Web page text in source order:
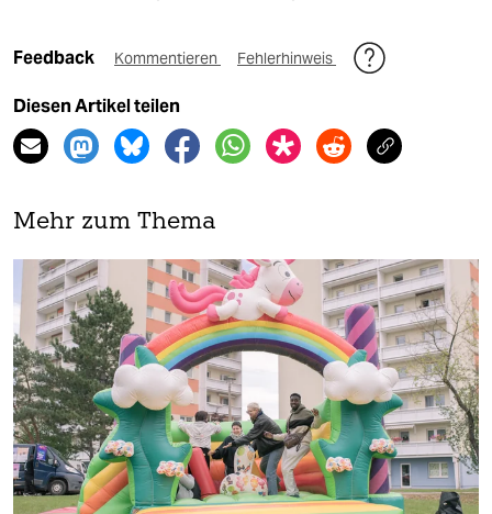
Feedback Kommentieren Fehlerhinweis
Diesen Artikel teilen
Mehr zum Thema